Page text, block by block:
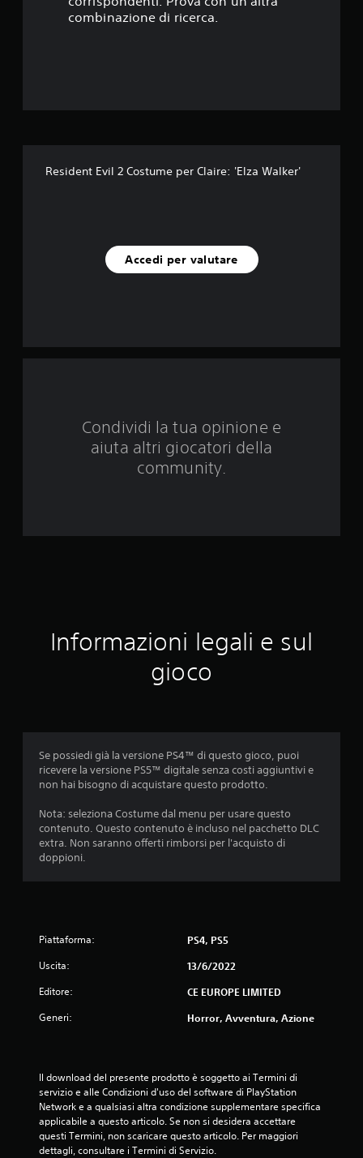
l
e
s
u
t
i
o
i
combinazione di ricerca.
Resident Evil 2 Costume per Claire: 'Elza Walker'
Accedi per valutare
Condividi la tua opinione e
aiuta altri giocatori della
community.
Informazioni legali e sul
gioco
Se possiedi già la versione PS4™ di questo gioco, puoi
ricevere la versione PS5™ digitale senza costi aggiuntivi e
non hai bisogno di acquistare questo prodotto.
Nota: seleziona Costume dal menu per usare questo
contenuto. Questo contenuto è incluso nel pacchetto DLC
extra. Non saranno offerti rimborsi per l'acquisto di
doppioni.
Piattaforma: PS4, PS5
Uscita: 13/6/2022
Editore: CE EUROPE LIMITED
Generi: Horror, Avventura, Azione
Il download del presente prodotto è soggetto ai Termini di
servizio e alle Condizioni d'uso del software di PlayStation
Network e a qualsiasi altra condizione supplementare specifica
applicabile a questo articolo. Se non si desidera accettare
questi Termini, non scaricare questo articolo. Per maggiori
dettagli, consultare i Termini di Servizio.